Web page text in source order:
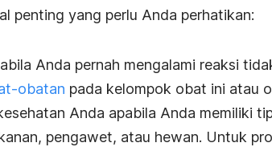
penting yang perlu Anda perhatikan:
Anda pernah mengalami reaksi
obatan pada kelompok obat ini atau
Anda apabila Anda memiliki
pengawet, atau hewan. Untuk